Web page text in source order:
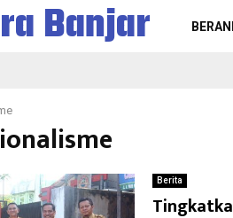
Banjar
Berita